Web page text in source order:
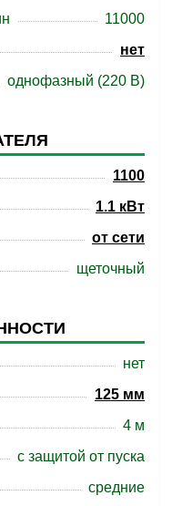
11000
нет
однофазный (220 В)
1100
1.1 кBт
от сети
щеточный
нет
125 мм
4 м
с защитой от пуска
средние